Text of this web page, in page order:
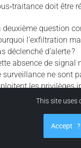
doit être
deuxième question
l’exfiltration
déclenché d’alerte ?
absence de signal
surveillance ne sont
les privilèges
troisième question
?
This site uses
Accept ?